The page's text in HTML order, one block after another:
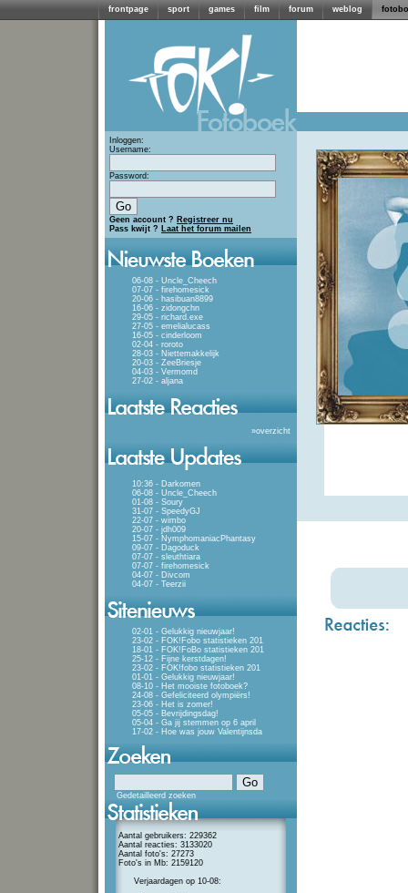
frontpage sport games film forum weblog
Inloggen:
Username:
Password:
Geen account ? Registreer nu
Pass kwijt ? Laat het forum mailen
06-08 - Uncle_Cheech
07-07 - firehomesick
20-06 - hasibuan8899
16-06 - zidongchn
29-05 - richard.exe
27-05 - emelialucass
16-05 - cinderloom
02-04 - roroto
28-03 - Niettemakkelijk
20-03 - ZeeBriesje
04-03 - Vermomd
27-02 - aljana
»overzicht
10:36 - Darkomen
06-08 - Uncle_Cheech
01-08 - Soury
31-07 - SpeedyGJ
22-07 - wimbo
20-07 - jdh009
15-07 - NymphomaniacPhantasy
09-07 - Dagoduck
07-07 - sleuthtiara
07-07 - firehomesick
04-07 - Divcom
04-07 - Teerzii
02-01 - Gelukkig nieuwjaar!
23-02 - FOK!Fobo statistieken 201
18-01 - FOK!FoBo statistieken 201
25-12 - Fijne kerstdagen!
23-02 - FOK!fobo statistieken 201
01-01 - Gelukkig nieuwjaar!
08-10 - Het mooiste fotoboek?
24-08 - Gefeliciteerd olympiërs!
23-06 - Het is zomer!
05-05 - Bevrijdingsdag!
05-04 - Ga jij stemmen op 6 april
17-02 - Hoe was jouw Valentijnsda
Gedetailleerd zoeken
Aantal gebruikers: 229362
Aantal reacties: 3133020
Aantal foto's: 27273
Foto's in Mb: 2159120
Verjaardagen op 10-08: